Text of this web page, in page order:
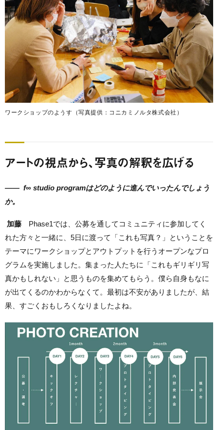
ワークショップのようす（写真提供：コニカミノルタ株式会社）
アートの視点から、写真の解釈を広げる
—— f∞ studio programはどのように進んでいったんでしょう
か。
加藤 Phase1では、公募を通してコミュニティに参加してく
れた方々と一緒に、5日に渡って「これも写真？」ということを
テーマにワークショップとアウトプットを行うオープンなプロ
グラムを実施しました。集まった人たちに「これもギリギリ写
真かもしれない」と思うものを集めてもらう。僕ら自身もなに
が出てくるのかわからなくて。最初は不安がありましたが、結
果、すごくおもしろくなりましたよね。